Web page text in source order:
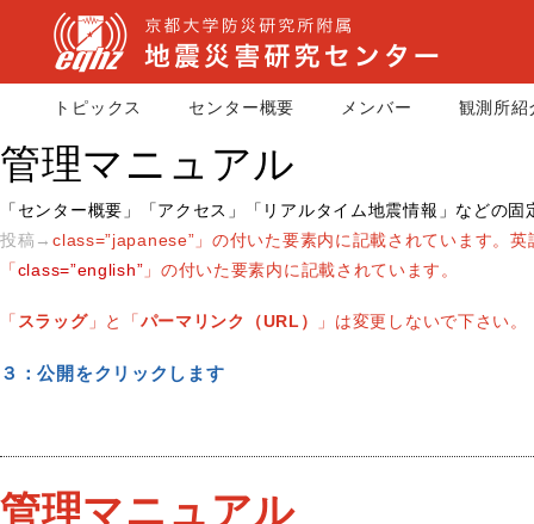
トピックス センター概要 メンバー 観測所紹
管理マニュアル
「センター概要」「アクセス」「リアルタイム地震情報」などの
投稿→class=”japanese”」の付いた要素内に記載されています。 英
「class=”english” 」の付いた要素内に記載されています。
「 スラッグ」と「パーマリンク（URL） 」は変更しないで下さい。
３：公開をクリックします
管理マニュアル